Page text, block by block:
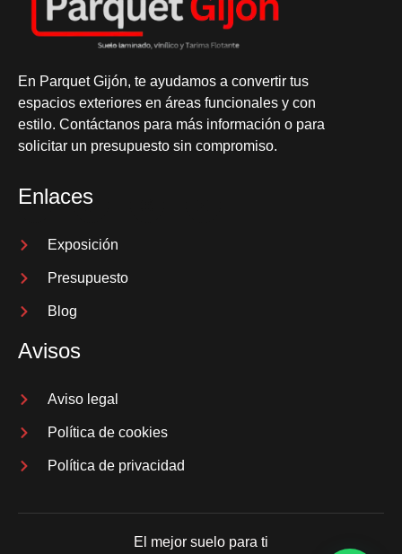
En Parquet Gijón, te ayudamos a convertir tus
espacios exteriores en áreas funcionales y con
estilo. Contáctanos para más información o para
solicitar un presupuesto sin compromiso.
Enlaces
Exposición
Presupuesto
Blog
Avisos
Aviso legal
Política de cookies
Política de privacidad
El mejor suelo para ti